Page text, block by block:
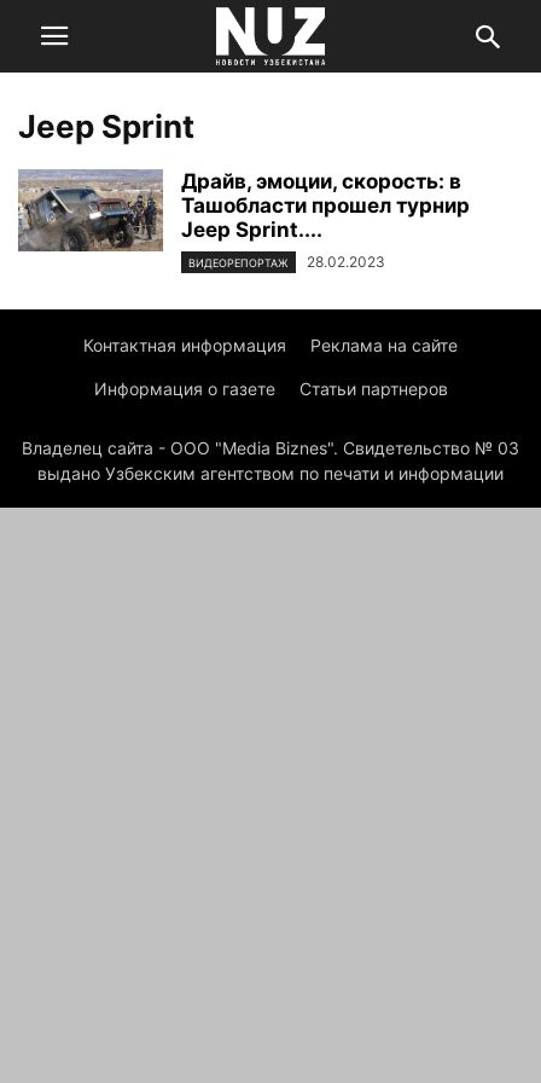
Jeep Sprint
Драйв, эмоции, скорость: в
Ташобласти прошел турнир
Jeep Sprint....
ВИДЕОРЕПОРТАЖ 28.02.2023
Контактная информация Реклама на сайте
Информация о газете Статьи партнеров
Владелец сайта - ООО "Media Biznes". Свидетельство № 03
выдано Узбекским агентством по печати и информации